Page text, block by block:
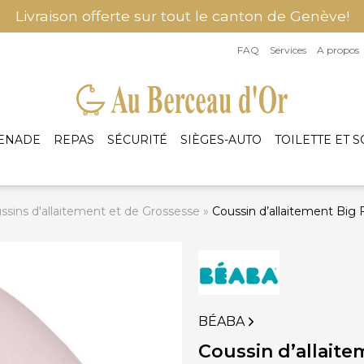
Livraison offerte sur tout le canton de Genève!
FAQ Services A propos
de lit
Commodes et
Fauteuils
REPAS
Vaisselles et Couverts Bébé
Accessoires d'allaitement
SÉCURITÉ SIÈGES-AUTO TOILETTE ET
d'allaitement et de Grossesse » Coussin d’allaitement Big
BÉABA
Coussin